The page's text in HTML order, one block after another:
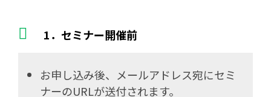
1．セミナー開催前
お申し込み後、メールアドレス宛にセミ
ナーのURLが送付されます。